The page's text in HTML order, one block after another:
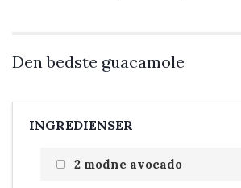
Den bedste guacamole
INGREDIENSER
2 modne avocado